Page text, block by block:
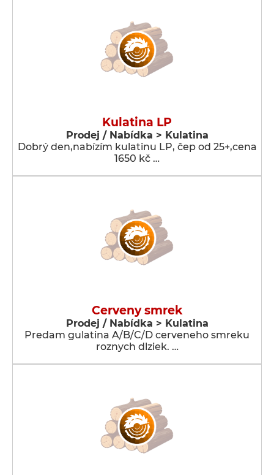
Kulatina LP
Prodej / Nabídka > Kulatina
Dobrý den,nabízím kulatinu LP, čep od 25+,cena
1650 kč …
Cerveny smrek
Prodej / Nabídka > Kulatina
Predam gulatina A/B/C/D cerveneho smreku
roznych dlziek. …